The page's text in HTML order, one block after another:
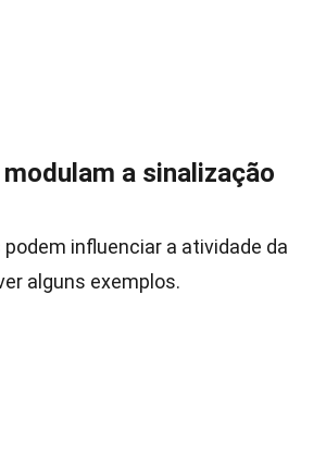
a sinalização
influenciar a atividade da
alguns exemplos.